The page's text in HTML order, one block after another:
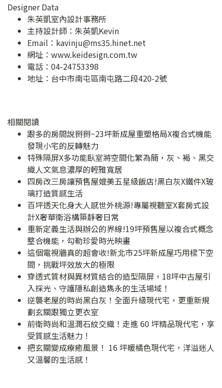
Designer Data
朱英凱室內設計事務所
主持設計師：朱英凱Kevin
Email： kavinju@ms35.hinet.net
網址： www.keidesign.com.tw
電話：04-24753398
地址： 台中市南屯區南屯路二段420-2號
相關閱讀
跟多的房間說掰掰~23坪新成屋重塑格局X複合式機能
發現小宅的反轉魅力
特殊隔屏X多功能臥室將空間化繁為簡，灰、褐、黑交
織人文氣息濃厚的輕雅寬居
四房改三房讓預售屋媲美五星級飯店!黑白灰X鐵件X玻
璃打造質感生活
百坪透天化身大人感世外桃源!專屬視聽室X套房式設
計X奢華衛浴構築靜奢日常
重新定義生活與辦公的界線!19坪預售屋以複合式概念
整合機能，勾勒珍愛時光映畫
這個電視牆真的超會收!新北市25坪新成屋巧用樑下空
間，挑戰坪效放大的極限
穿透式質材與異材質結合的造型隔屏，18坪中古屋引
入採光、守護隱私創造雋永的生活場域！
逆襲老屋的時尚黑白灰！全面升級現代宅，更重新規
劃玄關跟獨立更衣室
前衛時尚和溫潤石紋交織！走進 60 坪精品現代宅，享
受質感生活魅力！
把玄關變成療癒風景！ 16 坪暖橘色現代宅，洋溢迷人
又溫馨的生活感！